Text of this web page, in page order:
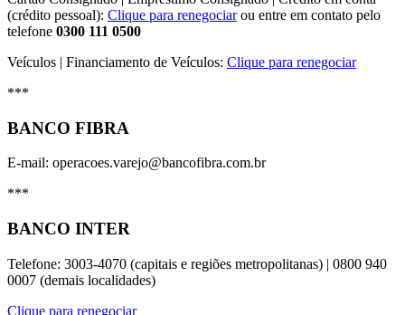
(crédito pessoal): Clique para renegociarou entre em contato pelo
telefone 0300 111 0500
Veículos | Financiamento de Veículos: Clique para renegociar
***
BANCO FIBRA
E-mail: operacoes.varejo@bancofibra.com.br
***
BANCO INTER
Telefone: 3003-4070 (capitais e regiões metropolitanas) | 0800 940
0007 (demais localidades)
Clique para renegociar